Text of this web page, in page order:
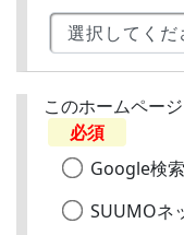
このホームペー
必須
Google検索
SUUMOネ